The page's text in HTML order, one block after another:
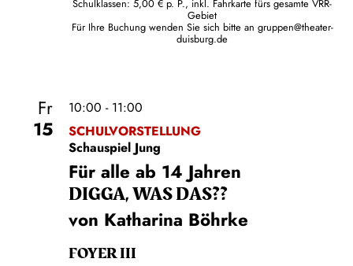
Schulklassen: 5,00 € p. P., inkl. Fahrkarte fürs gesamte VRR-
Gebiet
Für Ihre Buchung wenden Sie sich bitte an gruppen@theater-
duisburg.de
Fr
15
10:00 - 11:00
SCHULVORSTELLUNG
Schauspiel Jung
Für alle ab 14 Jahren
DIGGA, WAS DAS??
von Katharina Böhrke
FOYER III